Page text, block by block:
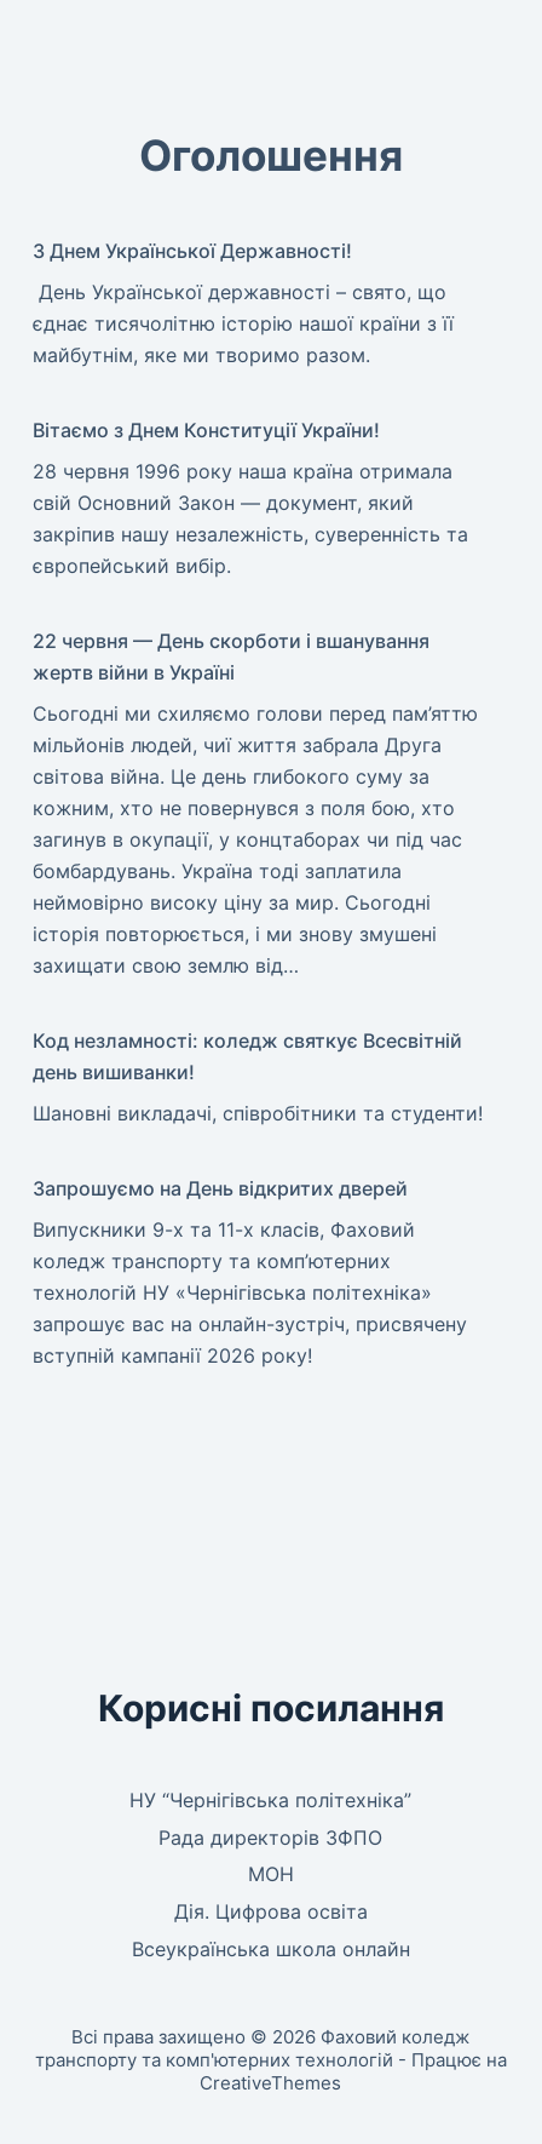
Оголошення
З Днем Української Державності!
​ День Української державності – свято, що
єднає тисячолітню історію нашої країни з її
майбутнім, яке ми творимо разом.
Вітаємо з Днем Конституції України!
​28 червня 1996 року наша країна отримала
свій Основний Закон — документ, який
закріпив нашу незалежність, суверенність та
європейський вибір.
22 червня — День скорботи і вшанування
жертв війни в Україні
​Сьогодні ми схиляємо голови перед пам’яттю
мільйонів людей, чиї життя забрала Друга
світова війна. Це день глибокого суму за
кожним, хто не повернувся з поля бою, хто
загинув в окупації, у концтаборах чи під час
бомбардувань. Україна тоді заплатила
неймовірно високу ціну за мир. ​Сьогодні
історія повторюється, і ми знову змушені
захищати свою землю від…
Код незламності: коледж святкує Всесвітній
день вишиванки!
​Шановні викладачі, співробітники та студенти!
Запрошуємо на День відкритих дверей
Випускники 9-х та 11-х класів, Фаховий
коледж транспорту та комп’ютерних
технологій НУ «Чернігівська політехніка»
запрошує вас на онлайн-зустріч, присвячену
вступній кампанії 2026 року!
Корисні посилання
НУ “Чернігівська політехніка”
Рада директорів ЗФПО
МОН
Дія. Цифрова освіта
Всеукраїнська школа онлайн
Всі права захищено © 2026 Фаховий коледж
транспорту та комп'ютерних технологій - Працює на
CreativeThemes